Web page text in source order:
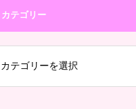
カテゴリー